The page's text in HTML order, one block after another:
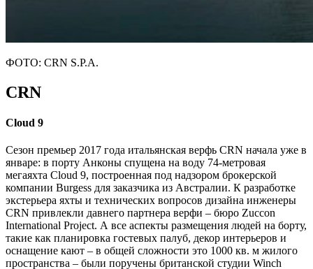
ФОТО: CRN S.P.A.
CRN
Cloud 9
Сезон премьер 2017 года итальянская верфь CRN начала уже в
январе: в порту Анконы спущена на воду 74-метровая
мегаяхта Cloud 9, построенная под надзором брокерской
компании Burgess для заказчика из Австралии. К разработке
экстерьера яхты и технических вопросов дизайна инженеры
CRN привлекли давнего партнера верфи – бюро Zuccon
International Project. А все аспекты размещения людей на борту,
такие как планировка гостевых палуб, декор интерьеров и
оснащение кают – в общей сложности это 1000 кв. м жилого
пространства – были поручены британской студии Winch